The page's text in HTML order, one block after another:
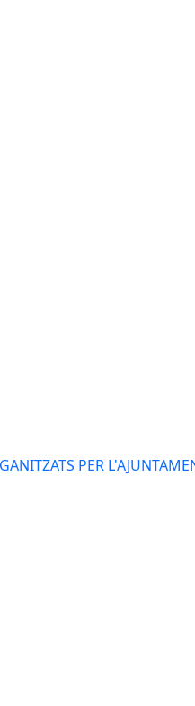
PER